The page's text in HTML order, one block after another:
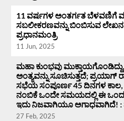
11 ವರ್ಷಗಳ ಅಂತರ್ಗತ ಬೆಳವಣಿಗೆ
ಸಬಲೀಕರಣವನ್ನು ಬಿಂಬಿಸುವ
ಪ್ರಧಾನಮಂತ್ರಿ
11 Jun, 2025
ಮಹಾ ಕುಂಭವು
ಅಂತ್ಯವನ್ನು ಸೂಚಿಸುತ್ತದೆ;
ಸಭೆಯ ಸಂಪೂರ್ಣ 45 ದಿನಗಳ ಕಾಲ,
ನಂಬಿಕೆ ಒಂದೇ ಸಮಯದಲ್ಲಿ ಈ ಒಂದು
ಇದು ನಿಜವಾಗಿಯೂ ಅಗಾಧವಾಗಿದೆ! :
27 Feb, 2025